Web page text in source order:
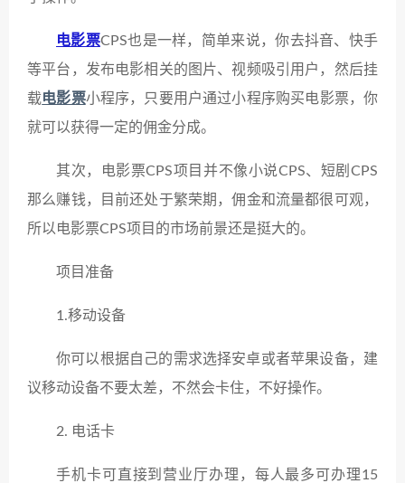
电影票CPS也是一样，简单来说，你去抖音、快手
等平台，发布电影相关的图片、视频吸引用户，然后挂
载电影票小程序，只要用户通过小程序购买电影票，你
就可以获得一定的佣金分成。
其次，电影票CPS项目并不像小说CPS、短剧CPS
那么赚钱，目前还处于繁荣期，佣金和流量都很可观，
所以电影票CPS项目的市场前景还是挺大的。
项目准备
1.移动设备
你可以根据自己的需求选择安卓或者苹果设备，建
议移动设备不要太差，不然会卡住，不好操作。
2. 电话卡
手机卡可直接到营业厅办理，每人最多可办理15